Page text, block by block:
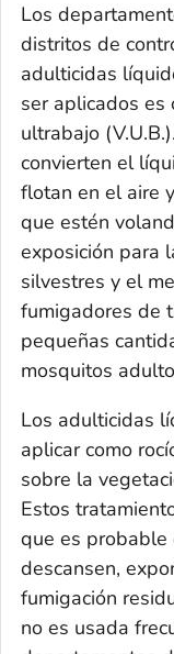
Los
distritos de
adulticidas
ser aplicados es
ultrabajo
convierten el
flotan en el aire
que estén
exposición para
silvestres y el
fumigadores de
pequeñas
mosquitos
Los adulticidas
aplicar como
sobre la
Estos
que es probable
descansen,
fumigación
no es usada